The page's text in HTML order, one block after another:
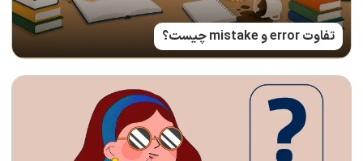
تفاوت error و mistake چیست؟